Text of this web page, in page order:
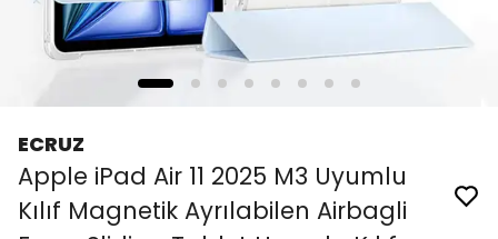
ECRUZ
Apple iPad Air 11 2025 M3 Uyumlu
Kılıf Magnetik Ayrılabilen Airbagli